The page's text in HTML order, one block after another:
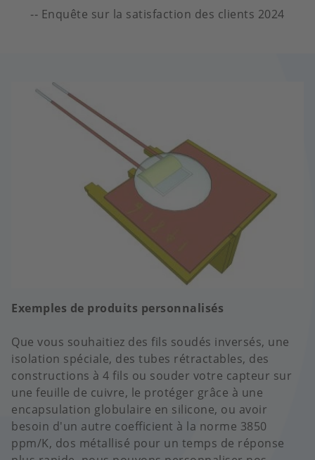
Enquête sur la satisfaction des clients 2024
Exemples de produits personnalisés
Que vous souhaitiez des fils soudés inversés, une
isolation spéciale, des tubes rétractables, des
constructions à 4 fils ou souder votre capteur sur
une feuille de cuivre, le protéger grâce à une
encapsulation globulaire en silicone, ou avoir
besoin d'un autre coefficient à la norme 3850
ppm/K, dos métallisé pour un temps de réponse